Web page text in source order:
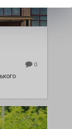
0